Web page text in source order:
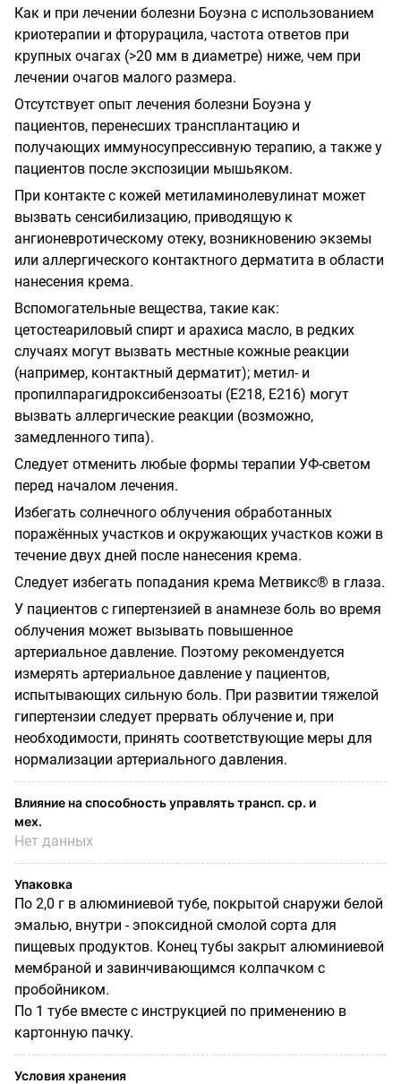
Как и при лечении болезни Боуэна с использованием
криотерапии и фторурацила, частота ответов при
крупных очагах (>20 мм в диаметре) ниже, чем при
лечении очагов малого размера.
Отсутствует опыт лечения болезни Боуэна у
пациентов, перенесших трансплантацию и
получающих иммуносупрессивную терапию, а также у
пациентов после экспозиции мышьяком.
При контакте с кожей метиламинолевулинат может
вызвать сенсибилизацию, приводящую к
ангионевротическому отеку, возникновению экземы
или аллергического контактного дерматита в области
нанесения крема.
Вспомогательные вещества, такие как:
цетостеариловый спирт и арахиса масло, в редких
случаях могут вызвать местные кожные реакции
(например, контактный дерматит); метил- и
пропилпарагидроксибензоаты (Е218, Е216) могут
вызвать аллергические реакции (возможно,
замедленного типа).
Следует отменить любые формы терапии УФ-светом
перед началом лечения.
Избегать солнечного облучения обработанных
поражённых участков и окружающих участков кожи в
течение двух дней после нанесения крема.
Следует избегать попадания крема Метвикс® в глаза.
У пациентов с гипертензией в анамнезе боль во время
облучения может вызывать повышенное
артериальное давление. Поэтому рекомендуется
измерять артериальное давление у пациентов,
испытывающих сильную боль. При развитии тяжелой
гипертензии следует прервать облучение и, при
необходимости, принять соответствующие меры для
нормализации артериального давления.
Влияние на способность управлять трансп. ср. и
мех.
Нет данных
Упаковка
По 2,0 г в алюминиевой тубе, покрытой снаружи белой
эмалью, внутри - эпоксидной смолой сорта для
пищевых продуктов. Конец тубы закрыт алюминиевой
мембраной и завинчивающимся колпачком с
пробойником.
По 1 тубе вместе с инструкцией по применению в
картонную пачку.
Условия хранения